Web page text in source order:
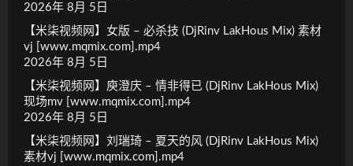
2026年 8月 5日
【米柒视频网】女版 – 必杀技 (DjRinv LakHous Mix) 素材
vj [www.mqmix.com].mp4
2026年 8月 5日
【米柒视频网】庾澄庆 – 情非得已 (DjRinv LakHous Mix)
现场mv [www.mqmix.com].mp4
2026年 8月 5日
【米柒视频网】刘瑞琦 – 夏天的风 (DjRinv LakHous Mix)
素材vj [www.mqmix.com].mp4